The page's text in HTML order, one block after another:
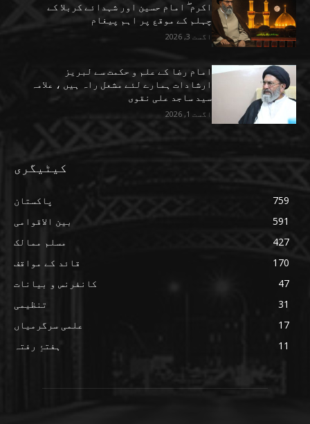
اکرم ۖ امام حسین اور شہدائے کربلا کے
چہلم کے موقع پر اہم پیغام
اگست 3, 2026
امام رضا کے علم و حکمت سے لبریز
ارشادات ہمارے لئے مشعل راہ ہیں ، علامہ
سید ساجد علی نقوی
اگست 1, 2026
کیٹیگری
پاکستان
759
بین الاقوامی
591
مسلم ممالک
427
قائد کے مواقف
170
کانفرنس و بیانات
47
تنظیمی
31
علمی سرگرمیاں
17
ہفتۂِ رفتہ
11